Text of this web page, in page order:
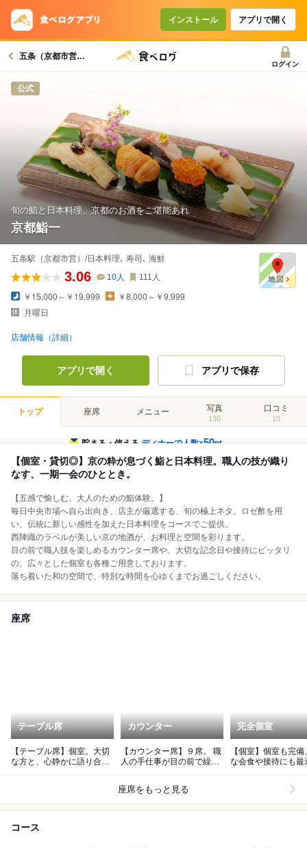
インストール アプリで開く
五条（京都市営）駅グルメへ
ログイン
公式
旬の鮨と日本料理、京都のお酒をご堪能あれ
京都鮨一
五条駅（京都市営）/日本料理､ 寿司､ 海鮮
3.06 10人 111 人
￥15,000～￥19,999
￥8,000～￥9,999
月曜日
店舗情報（詳細）
アプリで開く アプリで保存
トップ 座席 メニュー 写真
130
口コミ
10
貯まる・使えるディナーで人数×50pt
【個室・貸切◎】京の粋が息づく鮨と日本料理。職人の技が織り
なす、一期一会のひととき。
【五感で愉しむ、大人のための鮨体験。】
毎日中央市場へ自ら出向き、店主が厳選する、旬の極上ネタ。ロゼ酢を用
い、伝統に新しい感性を加えた日本料理をコースでご提供。
西陣織のラベルが美しい京の地酒が、お料理と空間を彩ります。
目の前で職人技を楽しめるカウンター席や、大切な記念日や接待にピッタリ
の、広々とした個室も各種ご用意しております。
落ち着いた和の空間で、特別な時間を心ゆくまでお過ごしください。
座席
テーブル席
【テーブル席】個室。大切
な方と、心静かに語り合う
カウンター
【カウンター席】９席。 職
人の手仕事が目の前で繰り
完全個室
【個室】個室も完
な会食や接待にも最
座席をもっと見る
コース